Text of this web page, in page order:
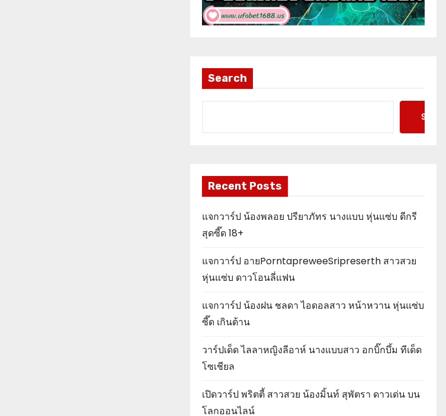
Search
Recent Posts
แจกวาร์ป น้องพลอย ปรียาภัทร นางแบบ หุ่นแซ่บ ดีกรี
สุดซี๊ด 18+
แจกวาร์ป อายPorntapreweeSripreserth สาวสวย
หุ่นแซ่บ ดาวโอนลี่แฟน
แจกวาร์ป น้องฝน ชลดา ไอดอลสาว หน้าหวาน หุ่นแซ่บ
ซี๊ด เกินต้าน
วาร์ปเด็ด ไลลาหญิงลีอาห์ นางแบบสาว อกบิ๊กบึ้ม ทีเด็ด
โซเชียล
เปิดวาร์ป พริตตี้ สาวสวย น้องมิ้นท์ สุพัตรา ดาวเด่น บน
โลกออนไลน์